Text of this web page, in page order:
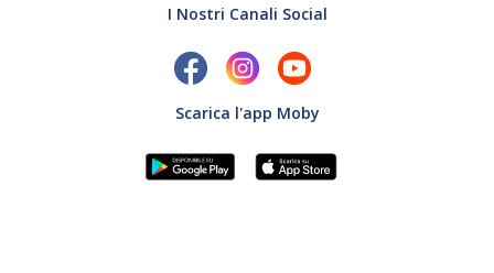
I Nostri Canali Social
Scarica l'app Moby